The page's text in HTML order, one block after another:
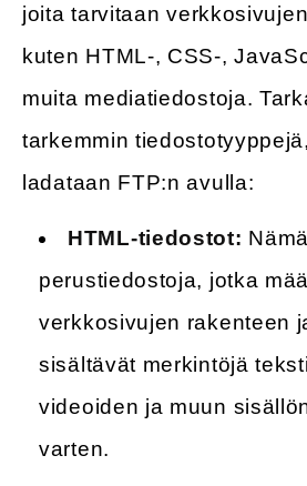
joita tarvitaan
kuten HTML-, CSS-,
muita mediatiedostoja.
tarkemmin
ladataan FTP:n avulla:
HTML-tiedostot:
perustiedostoja, jotka
verkkosivujen rakenteen
sisältävät merkintöjä
videoiden ja muun
varten.